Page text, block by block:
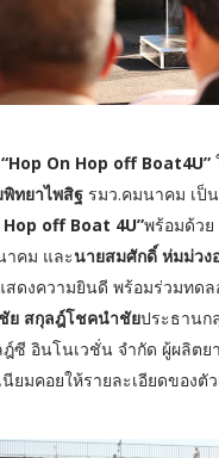
“Hop On Hop off Boat4U”
ทยาไพสิฐรมว.คมนาคม เป็
off Boat 4U”พร้อมด้วย
าคม และนายสมศักดิ์ ห่มม่วง
ดงความยินดี พร้อมร่วมทดล
ย สกุลฎ์โชคนำชัยประธานก
ซี อินโนเวชั่น จำกัด ผู้ผลิต
ยมคอยให้รายละเอียดของตั